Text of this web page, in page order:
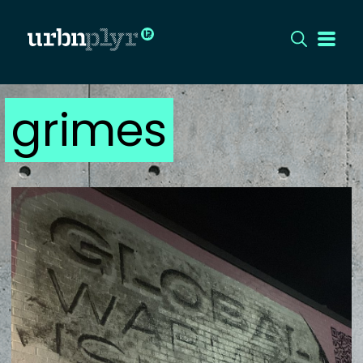
CÍMLAP
DIZÁJN
DIVAT
HIP
KULT
UTCA
grimes